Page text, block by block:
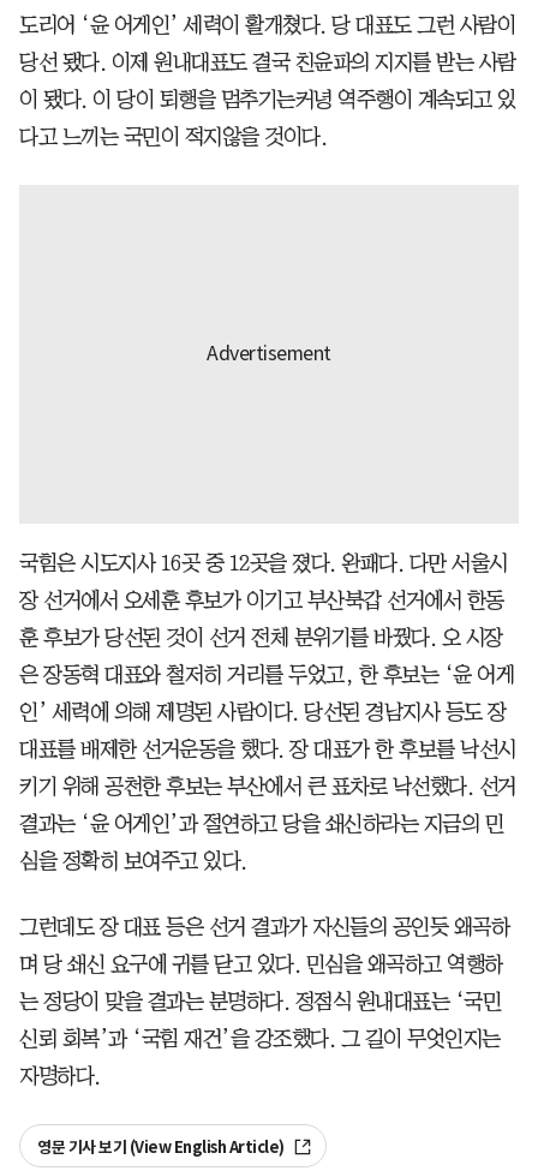
도리어 ‘윤 어게인’ 세력이 활개쳤다. 당 대표도 그런 사람이
당선 됐다. 이제 원내대표도 결국 친윤파의 지지를 받는 사람
이 됐다. 이 당이 퇴행을 멈추기는커녕 역주행이 계속되고 있
다고 느끼는 국민이 적지않을 것이다.
국힘은 시도지사 16곳 중 12곳을 졌다. 완패다. 다만 서울시
장 선거에서 오세훈 후보가 이기고 부산북갑 선거에서 한동
훈 후보가 당선된 것이 선거 전체 분위기를 바꿨다. 오 시장
은 장동혁 대표와 철저히 거리를 두었고, 한 후보는 ‘윤 어게
인’ 세력에 의해 제명된 사람이다. 당선된 경남지사 등도 장
대표를 배제한 선거운동을 했다. 장 대표가 한 후보를 낙선시
키기 위해 공천한 후보는 부산에서 큰 표차로 낙선했다. 선거
결과는 ‘윤 어게인’과 절연하고 당을 쇄신하라는 지금의 민
심을 정확히 보여주고 있다.
그런데도 장 대표 등은 선거 결과가 자신들의 공인듯 왜곡하
며 당 쇄신 요구에 귀를 닫고 있다. 민심을 왜곡하고 역행하
는 정당이 맞을 결과는 분명하다. 정점식 원내대표는 ‘국민
신뢰 회복’과 ‘국힘 재건’을 강조했다. 그 길이 무엇인지는
자명하다.
영문 기사 보기 (View English Article)